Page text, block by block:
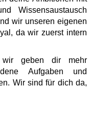
Wissensaustausch
wir unseren eigenen
da wir zuerst intern
geben dir mehr
Aufgaben und
Wir sind für dich da,